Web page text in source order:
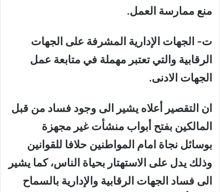
منع ممارسة العمل.
ت‌- الجهات الإدارية المشرفة على الجهات
الرقابية والتي تعتبر مهملة في متابعة عمل
الجهات الادنى.
ان التقصير أعلاه يشير الى وجود فساد من قبل
المالكين بفتح أبواب منشأت غير مجهزة
بوسائل نجاة امام المواطنين حلافا للقوانين
وذلك يدل على الاستهتار بحياة الناس، كما يشير
الى فساد الجهات الرقابية والإدارية بالسماح